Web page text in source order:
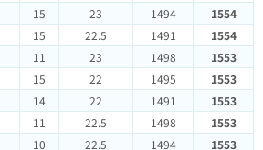
15 23 1494
1554
15 22.5 1491
1554
11 23 1498
1553
15 22 1495
1553
14 22 1491
1553
11 22.5 1498
1553
10 22.5 1494 1553